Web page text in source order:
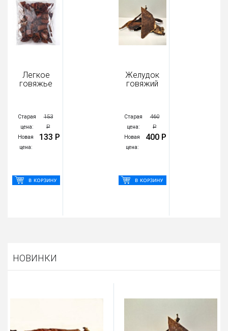
НОВИНКИ
Легкое
говяжье
Старая
цена:
153
Р
Новая
цена:
133 Р
Желудок
говяжий
Старая
цена:
460
Р
Новая
цена:
400 Р